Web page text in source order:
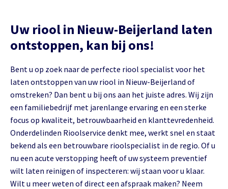
Uw riool in Nieuw-Beijerland laten
ontstoppen, kan bij ons!
Bent u op zoek naar de perfecte riool specialist voor het
laten ontstoppen van uw riool in Nieuw-Beijerland of
omstreken? Dan bent u bij ons aan het juiste adres. Wij zijn
een familiebedrijf met jarenlange ervaring en een sterke
focus op kwaliteit, betrouwbaarheid en klanttevredenheid.
Onderdelinden Rioolservice denkt mee, werkt snel en staat
bekend als een betrouwbare rioolspecialist in de regio. Of u
nu een acute verstopping heeft of uw systeem preventief
wilt laten reinigen of inspecteren: wij staan voor u klaar.
Wilt u meer weten of direct een afspraak maken? Neem